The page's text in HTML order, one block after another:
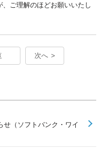
ご理解のほどお願いいたし
次へ
せ（ソフトバンク・ワイ